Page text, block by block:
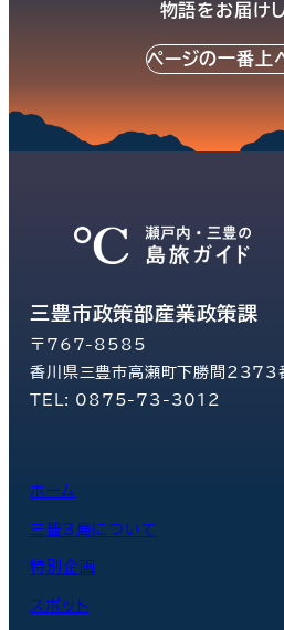
物語をお届けし
ページの一番上
三豊市政策部産業政策課
〒767-8585
香川県三豊市高瀬町下勝間2373
TEL: 0875-73-3012
ホーム
三豊3島について
特別企画
スポット